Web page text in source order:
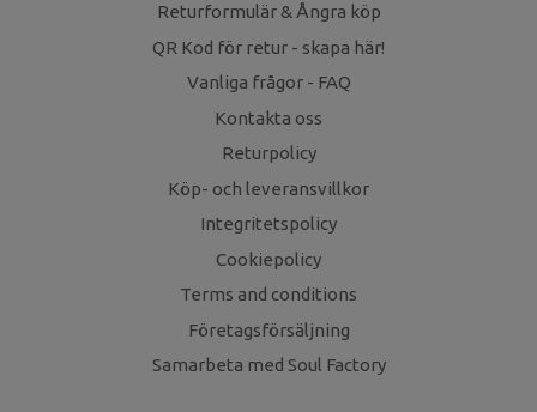
Returformulär & Ångra köp
QR Kod för retur - skapa här!
Vanliga frågor - FAQ
Kontakta oss
Returpolicy
Köp- och leveransvillkor
Integritetspolicy
Cookiepolicy
Terms and conditions
Företagsförsäljning
Samarbeta med Soul Factory